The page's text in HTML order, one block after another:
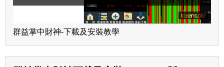
群益掌中財神-下載及安裝教學